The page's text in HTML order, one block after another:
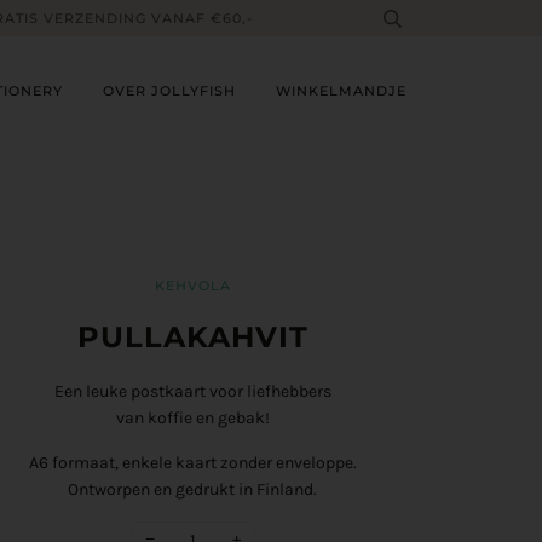
VERZENDING VANAF €60,-
OVER JOLLYFISH WINKELMANDJE
KEHVOLA
PULLAKAHVIT
Een leuke postkaart voor liefhebbers
van koffie en gebak!
A6 formaat, enkele kaart zonder enveloppe.
Ontworpen en gedrukt in Finland.